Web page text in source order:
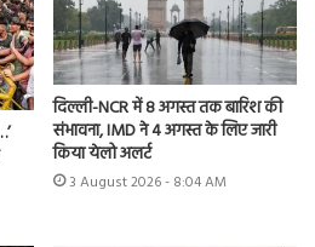
दिल्ली-NCR में 8 अगस्त तक बारिश की
संभावना, IMD ने 4 अगस्त के लिए जारी
किया येलो अलर्ट
3 August 2026 - 8:04 AM